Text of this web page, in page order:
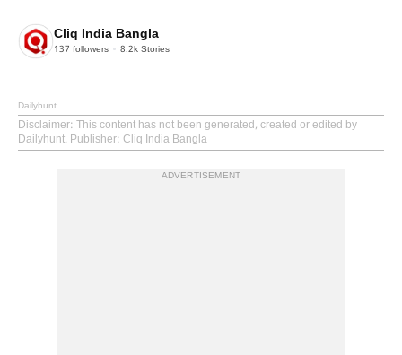
Cliq India Bangla
137 followers 8.2k Stories
Dailyhunt
Disclaimer: This content has not been generated, created or edited by
Dailyhunt. Publisher: Cliq India Bangla
ADVERTISEMENT